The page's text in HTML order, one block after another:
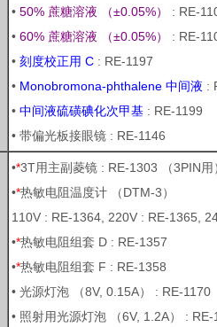
• 50% 蔗糖溶液 （±0.05%）
: RE-
• 60% 蔗糖溶液 （±0.05%）
: RE-
• 刻度校正用 C: RE-1197
•Monobromona-phthalene 中间液 :
•中间液硫磺碘化次甲基: RE-1199
• 带偏光板接眼镜 : RE-1146
•*3T用主副菱镜 : RE-1303 （3PIN用
•*热敏电阻温度计 （DTM-3）
110V : RE-1364, 220V : RE-1365,
•*热敏电阻组套 D : RE-1357
•*热敏电阻组套 F : RE-1358
• 光源灯泡 （8V, 0.15A） : RE-1170
• 照射用光源灯泡 （6V, 1.2A） : RE-